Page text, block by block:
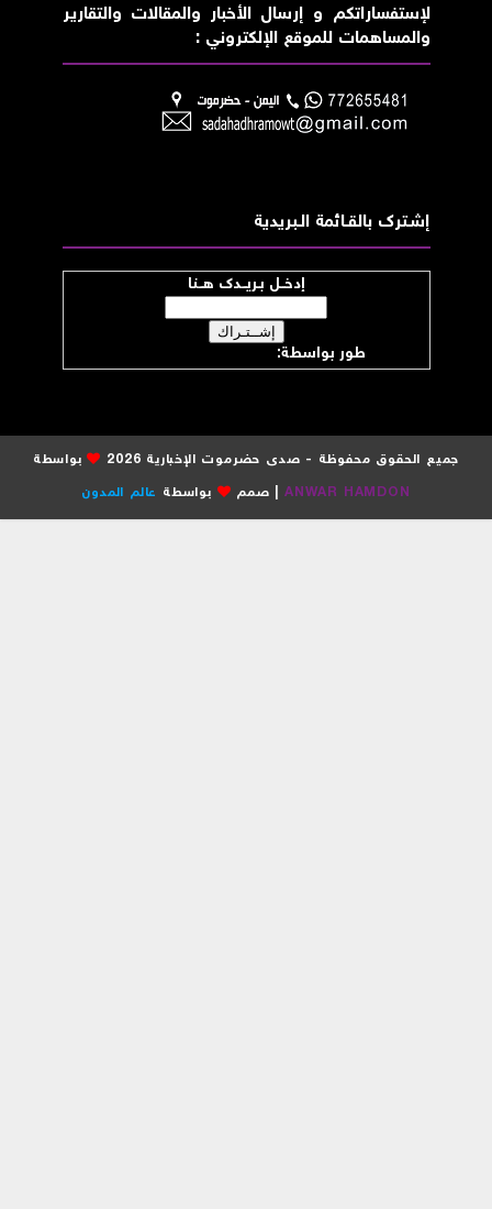
لإستفساراتكم و إرسال الأخبار والمقالات والتقارير
والمساهمات للموقع الإلكتروني :
إشــترك بالقـــائمة الــبريدية
إدخــل بـريــدك هــنا
طور بواسطة:موقع صدى حضرموت
جميع الحقوق محفوظة - صدى حضرموت الإخبارية 2026
بواسطة
ANWAR HAMDON| صمم بواسطةعالم المدون